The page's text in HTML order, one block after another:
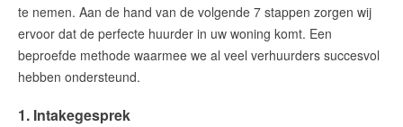
Word jij onze nieuwe makelaar?
Woning Waarde Adviesdagen
De waarde van uw woning
te nemen. Aan de hand van de volgende 7 stappen zorgen wij
ervoor dat de perfecte huurder in uw woning komt. Een
beproefde methode waarmee we al veel verhuurders succesvol
hebben ondersteund.
1. Intakegesprek